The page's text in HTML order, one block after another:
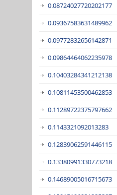
0.08724027720202177
0.09367583631489962
0.09772832656142871
0.09864464062235978
0.10403284341212138
0.10811453500462853
0.11289722375797662
0.1143321092013283
0.12839062591446115
0.13380991330773218
0.14689005016715673